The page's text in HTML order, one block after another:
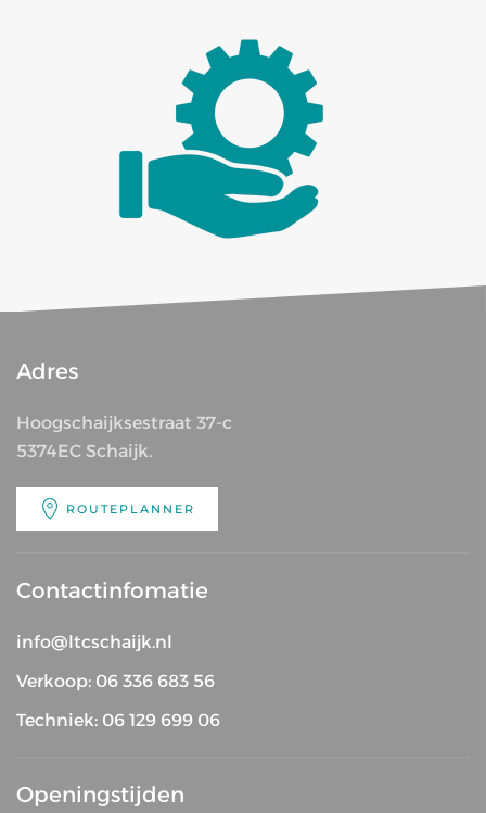
Adres
Hoogschaijksestraat 37-c
5374EC Schaijk.
ROUTEPLANNER
Contactinfomatie
info@ltcschaijk.nl
Verkoop: 06 336 683 56
Techniek: 06 129 699 06
Openingstijden